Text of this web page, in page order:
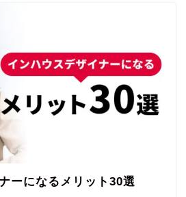
ーになるメリット30選